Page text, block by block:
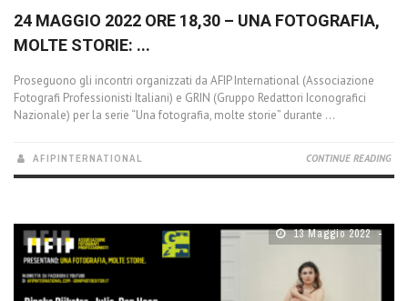
24 MAGGIO 2022 ORE 18,30 – UNA FOTOGRAFIA,
MOLTE STORIE: ...
Proseguono gli incontri organizzati da AFIP International (Associazione
Fotografi Professionisti Italiani) e GRIN (Gruppo Redattori Iconografici
Nazionale) per la serie “Una fotografia, molte storie” durante ...
AFIPINTERNATIONAL CONTINUE READING
13 Maggio 2022